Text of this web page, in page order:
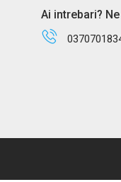
Ai intrebari?